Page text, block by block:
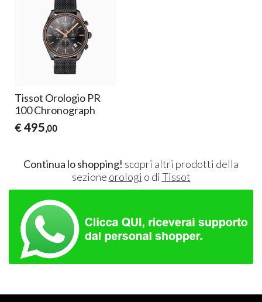
Tissot Orologio PR
100 Chronograph
€ 495,00
Continua lo shopping! scopri altri prodotti della
sezione orologi o di Tissot